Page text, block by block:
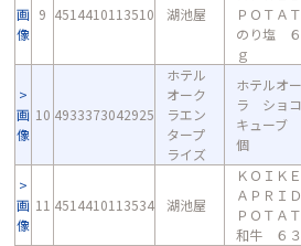
画
像
9 4514410113510 湖池屋
ＰＯＴＡ
のり塩
ｇ
画
像
10 4933373042925
ホテル
オーク
ラエン
タープ
ライズ
ホテルオ
ラ ショ
キューブ
個
画
像
11 4514410113534 湖池屋
ＫＯＩＫ
ＡＰＲＩ
ＰＯＴＡ
和牛 ６